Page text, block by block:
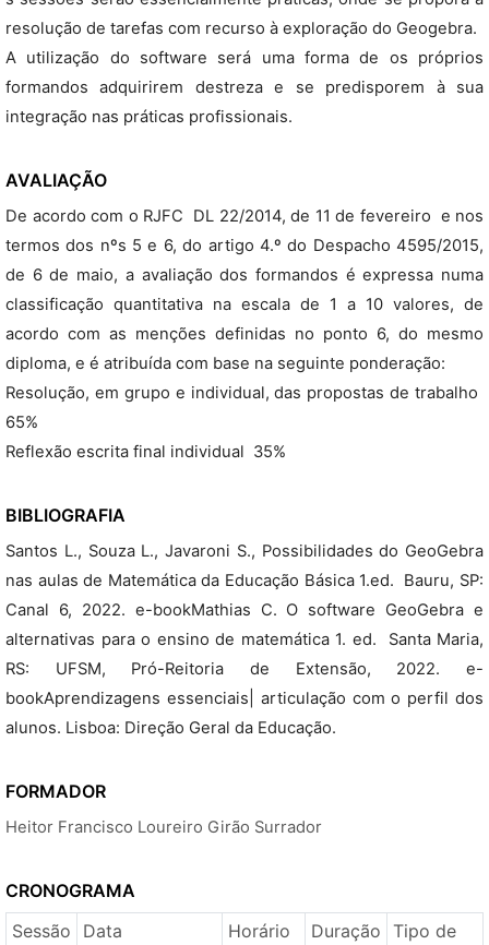
resolução de tarefas com recurso à exploração do Geogebra.
A utilização do software será uma forma de os próprios
formandos adquirirem destreza e se predisporem à sua
integração nas práticas profissionais.
AVALIAÇÃO
De acordo com o RJFC  DL 22/2014, de 11 de fevereiro  e nos
termos dos nºs 5 e 6, do artigo 4.º do Despacho 4595/2015,
de 6 de maio, a avaliação dos formandos é expressa numa
classificação quantitativa na escala de 1 a 10 valores, de
acordo com as menções definidas no ponto 6, do mesmo
diploma, e é atribuída com base na seguinte ponderação:
Resolução, em grupo e individual, das propostas de trabalho 
65%
Reflexão escrita final individual  35%
BIBLIOGRAFIA
Santos L., Souza L., Javaroni S., Possibilidades do GeoGebra
nas aulas de Matemática da Educação Básica 1.ed.  Bauru, SP:
Canal 6, 2022. e-bookMathias C. O software GeoGebra e
alternativas para o ensino de matemática 1. ed.  Santa Maria,
RS: UFSM, Pró-Reitoria de Extensão, 2022. e-
bookAprendizagens essenciais| articulação com o perfil dos
alunos. Lisboa: Direção Geral da Educação.
FORMADOR
Heitor Francisco Loureiro Girão Surrador
CRONOGRAMA
Sessão
Data Horário Duração Tipo de